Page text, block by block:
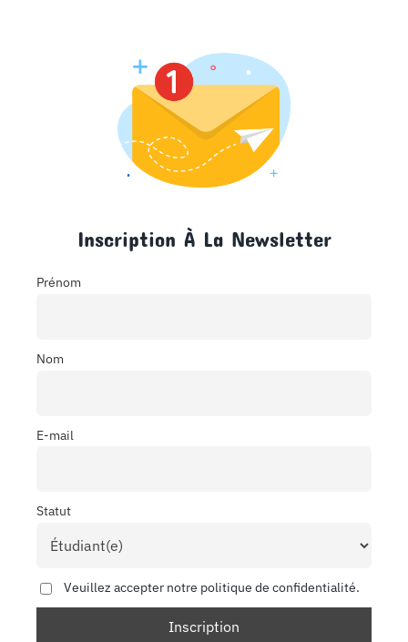
Inscription À La Newsletter
Prénom
Nom
E-mail
Statut
Veuillez accepter notre politique de confidentialité.